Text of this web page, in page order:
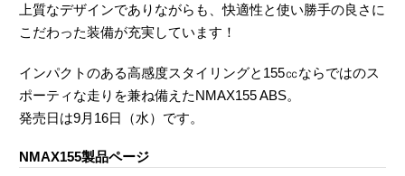
上質なデザインでありながらも、快適性と使い勝手の良さに
こだわった装備が充実しています！
インパクトのある高感度スタイリングと155㏄ならではのス
ポーティな走りを兼ね備えたNMAX155 ABS。
発売日は9月16日（水）です。
NMAX155製品ページ